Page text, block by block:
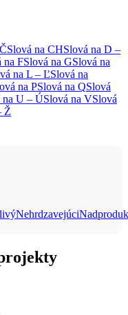
Slová na CHSlová na D –
na FSlová na GSlová na
na L – ĽSlová na
na PSlová na QSlová
na U – ÚSlová na VSlová
Ž
Nehrdzavejúci